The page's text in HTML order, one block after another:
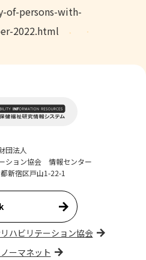
of-persons-with-
2022.html
団法人
ション協会 情報センター
新宿区戸山1-22-1
ハビリテーション協会
ーマネット